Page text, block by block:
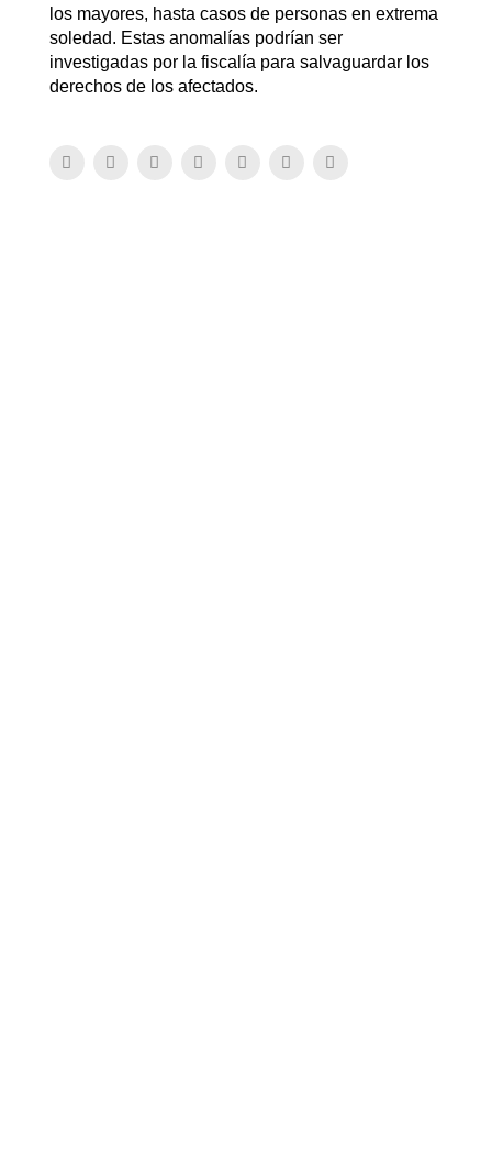
los mayores, hasta casos de personas en extrema
soledad. Estas anomalías podrían ser
investigadas por la fiscalía para salvaguardar los
derechos de los afectados.